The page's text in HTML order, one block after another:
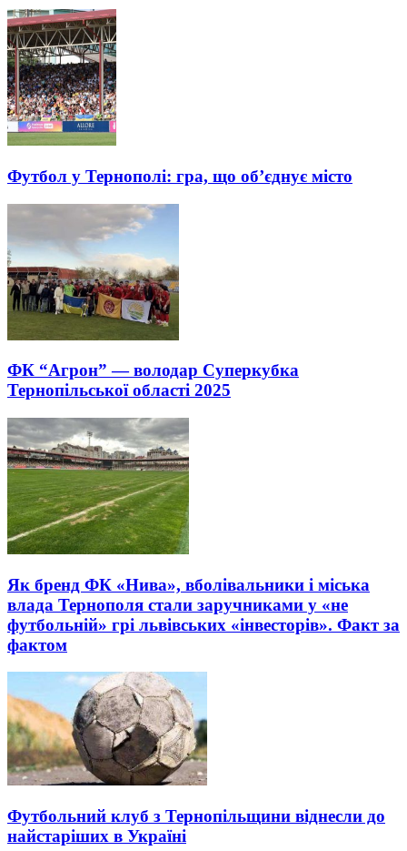
Футбол у Тернополі: гра, що об’єднує місто
ФК “Агрон” — володар Суперкубка
Тернопільської області 2025
Як бренд ФК «Нива», вболівальники і міська
влада Тернополя стали заручниками у «не
футбольній» грі львівських «інвесторів». Факт за
фактом
Футбольний клуб з Тернопільщини віднесли до
найстаріших в Україні